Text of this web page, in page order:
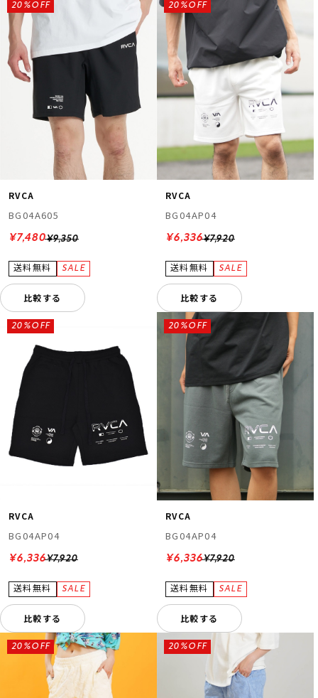
RVCA
BG04A605
¥9,350
20%OFF
¥7,480
比較する
RVCA
BG04AP04
¥7,920
20%OFF
¥6,336
比較する
RVCA
BG04AP04
¥7,920
20%OFF
¥6,336
比較する
RVCA
BG04AP04
¥7,920
20%OFF
¥6,336
比較する
20%OFF 20%OFF